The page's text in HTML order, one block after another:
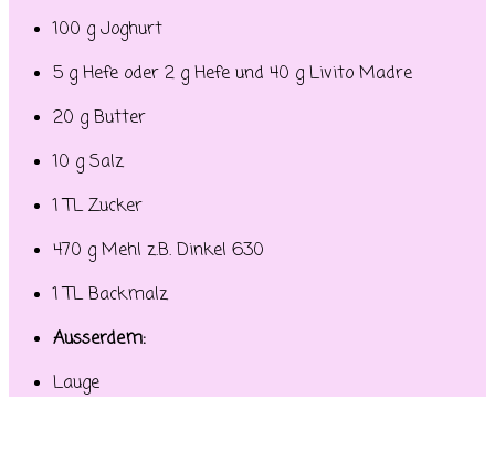
100 g Joghurt
5 g Hefe oder 2 g Hefe und 40 g Livito Madre
20 g Butter
10 g Salz
1 TL Zucker
470 g Mehl z.B. Dinkel 630
1 TL Backmalz
Ausserdem:
Lauge